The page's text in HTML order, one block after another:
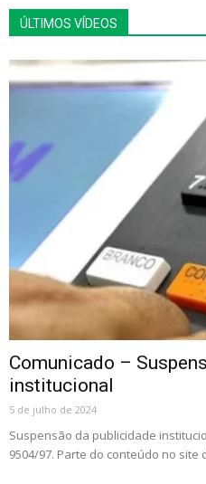
ÚLTIMOS VÍDEOS
Comunicado –
institucional
5 de julho de 2024
Suspensão da publicidade
9504/97. Parte do conteúdo no site